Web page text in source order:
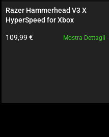
Razer Hammerhead V3 X
HyperSpeed for Xbox
Prezzo prodotto:
109,99 € Mostra Dettagli